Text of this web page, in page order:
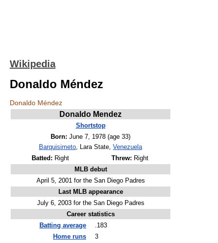
Wikipedia
Donaldo Méndez
Donaldo Méndez
Donaldo Mendez
Shortstop
Born: June 7, 1978 (age 33)
Barquisimeto, Lara State, Venezuela
Batted: Right Threw: Right
MLB debut
April 5, 2001 for the San Diego Padres
Last MLB appearance
July 6, 2003 for the San Diego Padres
Career statistics
Batting average
.183
Home runs
3